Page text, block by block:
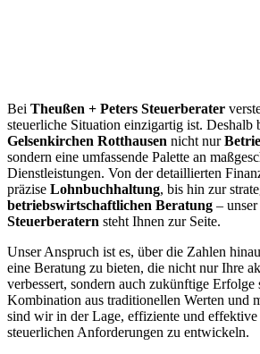
Bei Theußen + Peters Steuerberater
steuerliche Situation einzigartig ist. Deshalb
Gelsenkirchen Rotthausen nicht nur
sondern eine umfassende Palette an
Dienstleistungen. Von der detaillierten
präzise Lohnbuchhaltung, bis hin zur
betriebswirtschaftlichen Beratung –
Steuerberatern steht Ihnen zur Seite.
Unser Anspruch ist es, über die Zahlen
eine Beratung zu bieten, die nicht nur Ihre
verbessert, sondern auch zukünftige
Kombination aus traditionellen Werten und
sind wir in der Lage, effiziente und
steuerlichen Anforderungen zu entwickeln.